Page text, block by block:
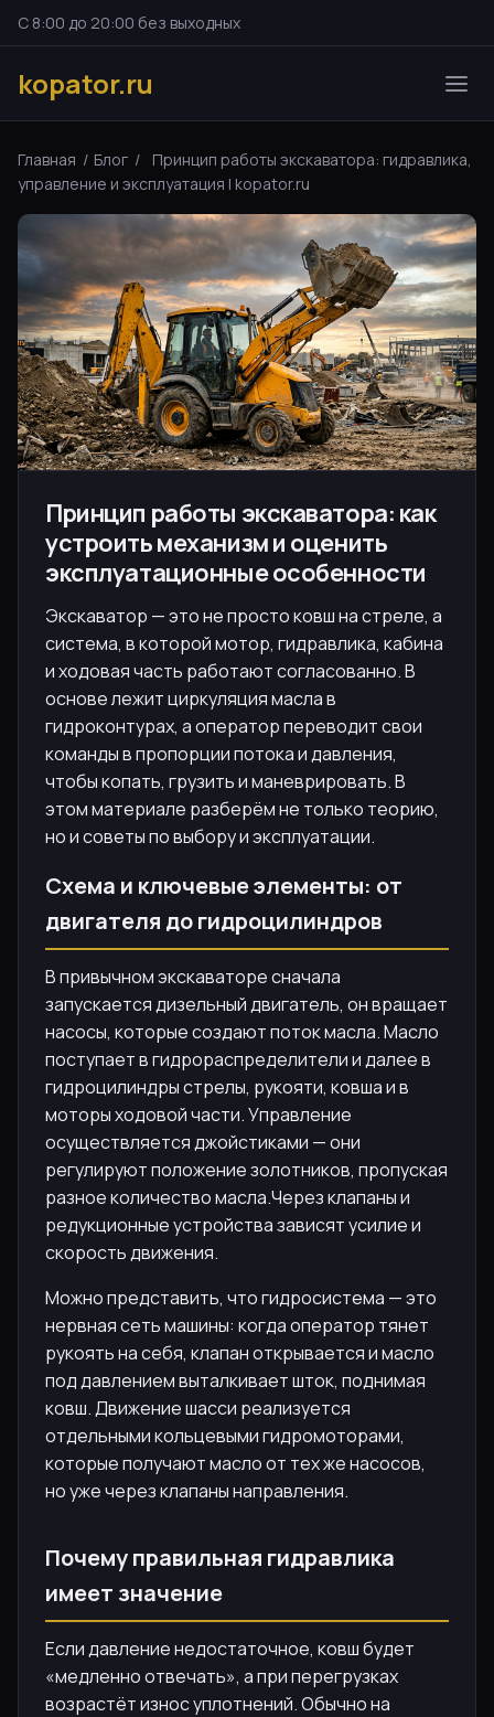
С 8:00 до 20:00 без выходных
kopator.ru
Главная / Блог /
Принцип работы экскаватора: гидравлика,
управление и эксплуатация | kopator.ru
Принцип работы экскаватора: как
устроить механизм и оценить
эксплуатационные особенности
Экскаватор — это не просто ковш на стреле, а
система, в которой мотор, гидравлика, кабина
и ходовая часть работают согласованно. В
основе лежит циркуляция масла в
гидроконтурах, а оператор переводит свои
команды в пропорции потока и давления,
чтобы копать, грузить и маневрировать. В
этом материале разберём не только теорию,
но и советы по выбору и эксплуатации.
Схема и ключевые элементы: от
двигателя до гидроцилиндров
В привычном экскаваторе сначала
запускается дизельный двигатель, он вращает
насосы, которые создают поток масла. Масло
поступает в гидрораспределители и далее в
гидроцилиндры стрелы, рукояти, ковша и в
моторы ходовой части. Управление
осуществляется джойстиками — они
регулируют положение золотников, пропуская
разное количество масла.Через клапаны и
редукционные устройства зависят усилие и
скорость движения.
Можно представить, что гидросистема — это
нервная сеть машины: когда оператор тянет
рукоять на себя, клапан открывается и масло
под давлением выталкивает шток, поднимая
ковш. Движение шасси реализуется
отдельными кольцевыми гидромоторами,
которые получают масло от тех же насосов,
но уже через клапаны направления.
Почему правильная гидравлика
имеет значение
Если давление недостаточное, ковш будет
«медленно отвечать», а при перегрузках
возрастёт износ уплотнений. Обычно на